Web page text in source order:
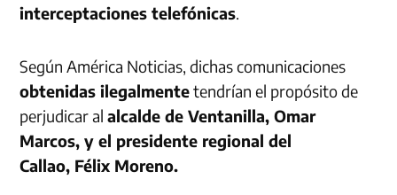
interceptaciones telefónicas.
Según América Noticias, dichas comunicaciones
obtenidas ilegalmentetendrían el propósito de
perjudicar alalcalde de Ventanilla, Omar
Marcos, y el presidente regional del
Callao, Félix Moreno.